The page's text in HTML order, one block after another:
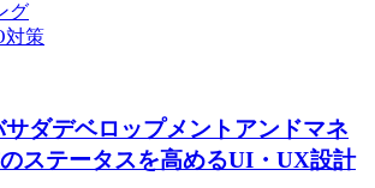
グ
対策
ダデベロップメントアンドマネ
ステータスを高めるUI・UX設計